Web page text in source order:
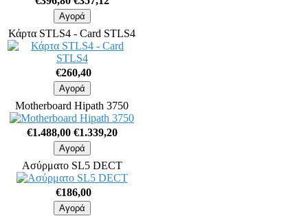
Κάρτα STLS4 - Card STLS4
€260,40
Motherboard Hipath 3750
€1.488,00 €1.339,20
Ασύρματο SL5 DECT
€186,00